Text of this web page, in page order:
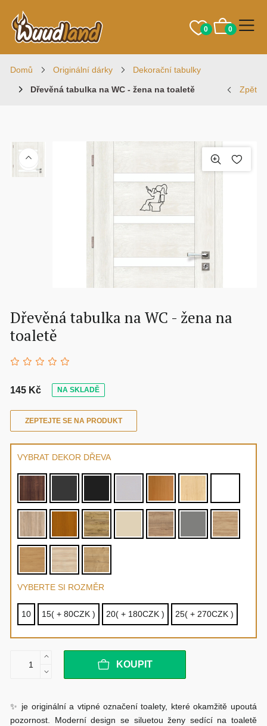
0 0
Domů Originální dárky Dekorační tabulky
Dřevěná tabulka na WC - žena na toaletě Zpět
Dřevěná tabulka na WC - žena na
toaletě
145 Kč NA SKLADĚ
ZEPTEJTE SE NA PRODUKT
VYBRAT DEKOR DŘEVA
VYBERTE SI ROZMĚR
10 15( + 80CZK ) 20( + 180CZK ) 25( + 270CZK )
KOUPIT
✨ je originální a vtipné označení toalety, které okamžitě upoutá
pozornost. Moderní design se siluetou ženy sedící na toaletě